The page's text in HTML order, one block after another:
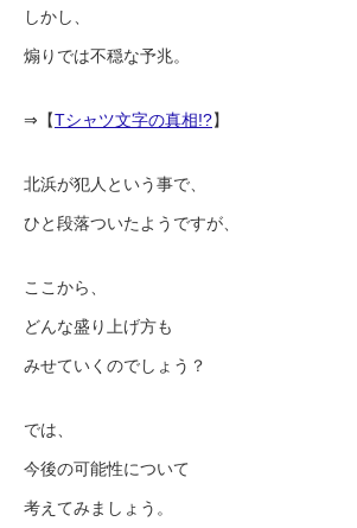
しかし、
煽りでは不穏な予兆。
⇒【Tシャツ文字の真相!?】
北浜が犯人という事で、
ひと段落ついたようですが、
ここから、
どんな盛り上げ方も
みせていくのでしょう？
では、
今後の可能性について
考えてみましょう。